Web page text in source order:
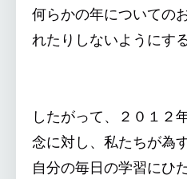
何らかの年についての
れたりしないようにす
したがって、２０１２
念に対し、私たちが為
自分の毎日の学習にひ